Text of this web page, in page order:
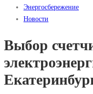
Энергосбережение
Новости
Выбор